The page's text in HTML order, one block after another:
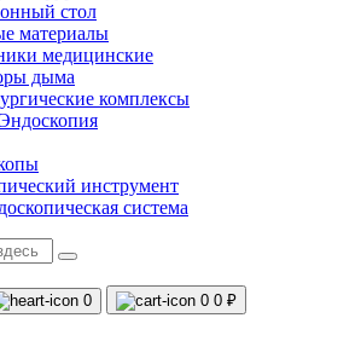
стол
материалы
медицинские
дыма
комплексы
инструмент
система
0 0 0 ₽